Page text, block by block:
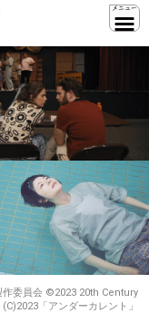
委員会 ©2023 20th Century
「アンダーカレント」